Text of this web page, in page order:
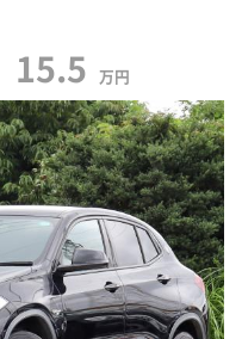
15.5 万円